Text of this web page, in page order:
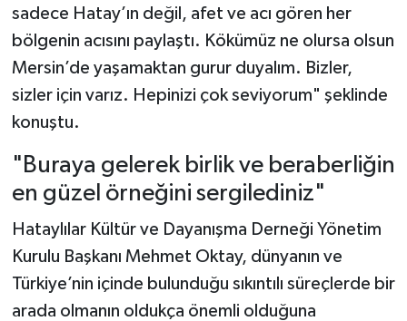
sadece Hatay’ın değil, afet ve acı gören her
bölgenin acısını paylaştı. Kökümüz ne olursa olsun
Mersin’de yaşamaktan gurur duyalım. Bizler,
sizler için varız. Hepinizi çok seviyorum" şeklinde
konuştu.
"Buraya gelerek birlik ve beraberliğin
en güzel örneğini sergilediniz"
Hataylılar Kültür ve Dayanışma Derneği Yönetim
Kurulu Başkanı Mehmet Oktay, dünyanın ve
Türkiye’nin içinde bulunduğu sıkıntılı süreçlerde bir
arada olmanın oldukça önemli olduğuna